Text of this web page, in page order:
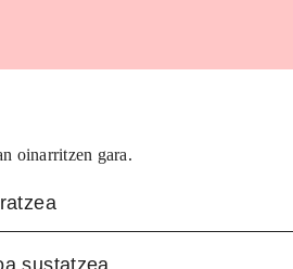
oinarritzen gara.
sustatzea